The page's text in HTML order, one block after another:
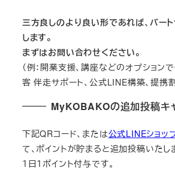
三方良しのより良い形であれば、パー
します。
まずはお問い合わせください。
（例：開業支援、講座などのオプション
客 伴走サポート、公式LINE構築、提携
MyKOBAKOの追加投稿キ
下記QRコード、または公式LINEショッ
て、ポイントが貯まると追加投稿いたし
１日１ポイント付与です。